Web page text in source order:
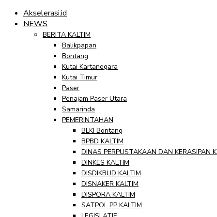
Akselerasi.id
NEWS
BERITA KALTIM
Balikpapan
Bontang
Kutai Kartanegara
Kutai Timur
Paser
Penajam Paser Utara
Samarinda
PEMERINTAHAN
BLKI Bontang
BPBD KALTIM
DINAS PERPUSTAKAAN DAN KERASIPAN
DINKES KALTIM
DISDIKBUD KALTIM
DISNAKER KALTIM
DISPORA KALTIM
SATPOL PP KALTIM